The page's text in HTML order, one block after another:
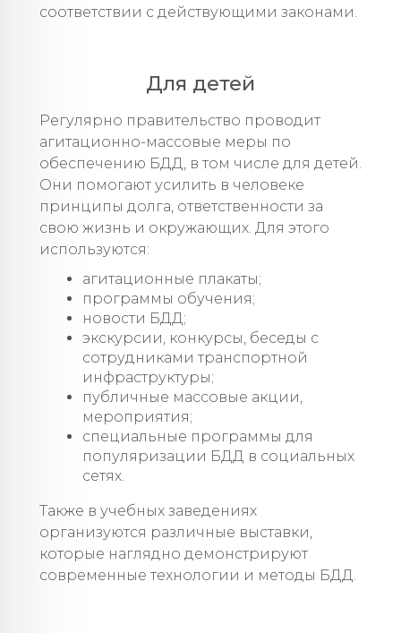
соответствии с действующими законами.
Для детей
Регулярно правительство проводит
агитационно-массовые меры по
обеспечению БДД, в том числе для детей.
Они помогают усилить в человеке
принципы долга, ответственности за
свою жизнь и окружающих. Для этого
используются:
агитационные плакаты;
программы обучения;
новости БДД;
экскурсии, конкурсы, беседы с
сотрудниками транспортной
инфраструктуры;
публичные массовые акции,
мероприятия;
специальные программы для
популяризации БДД в социальных
сетях.
Также в учебных заведениях
организуются различные выставки,
которые наглядно демонстрируют
современные технологии и методы БДД.